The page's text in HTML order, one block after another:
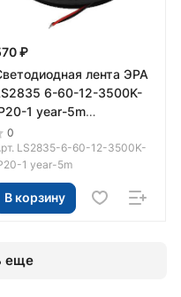
₽
лента ЭРА
6-60-12-3500K-
1 year-5m
белый свет
0
LS2835-6-60-12-3500K-
1 year-5m
В корзину
еще